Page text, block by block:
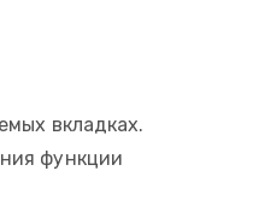
вкладках.
функции